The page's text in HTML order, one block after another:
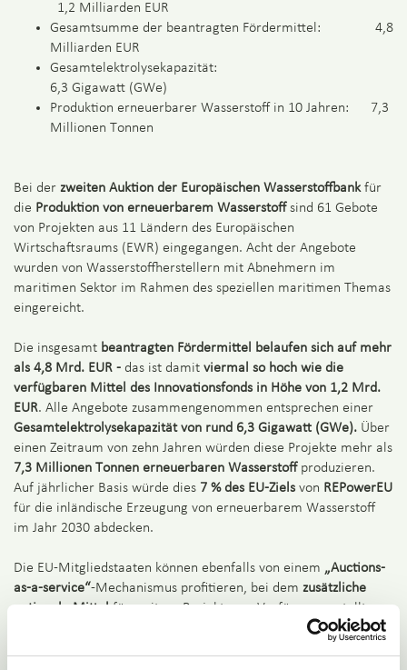
1,2 Milliarden EUR
Gesamtsumme der beantragten Fördermittel: 4,8
Milliarden EUR
Gesamtelektrolysekapazität:
6,3 Gigawatt (GWe)
Produktion erneuerbarer Wasserstoff in 10 Jahren: 7,3
Millionen Tonnen
Bei der zweiten Auktion der Europäischen Wasserstoffbankfür
die Produktion von erneuerbarem Wasserstoffsind 61 Gebote
von Projekten aus 11 Ländern des Europäischen
Wirtschaftsraums (EWR) eingegangen. Acht der Angebote
wurden von Wasserstoffherstellern mit Abnehmern im
maritimen Sektor im Rahmen des speziellen maritimen Themas
eingereicht.
Die insgesamt beantragten Fördermittel belaufen sich auf mehr
als 4,8 Mrd. EUR - das ist damit viermal so hoch wie die
verfügbaren Mittel des Innovationsfonds in Höhe von 1,2 Mrd.
EUR. Alle Angebote zusammengenommen entsprechen einer
Gesamtelektrolysekapazität von rund 6,3 Gigawatt (GWe). Über
einen Zeitraum von zehn Jahren würden diese Projekte mehr als
7,3 Millionen Tonnen erneuerbaren Wasserstoff produzieren.
Auf jährlicher Basis würde dies 7 % des EU-Ziels von REPowerEU
für die inländische Erzeugung von erneuerbarem Wasserstoff
im Jahr 2030 abdecken.
Die EU-Mitgliedstaaten können ebenfalls von einem „Auctions-
as-a-service“-Mechanismus profitieren, bei dem zusätzliche
nationale Mittelfür weitere Projekte zur Verfügung gestellt
werden. Im Rahmen der zweiten Auktion der Europäischen